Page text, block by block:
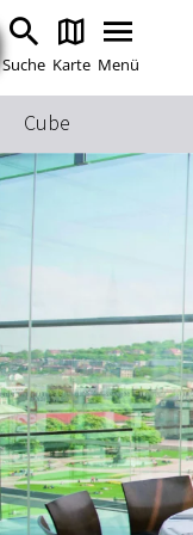
Suche Karte Menü
Cube